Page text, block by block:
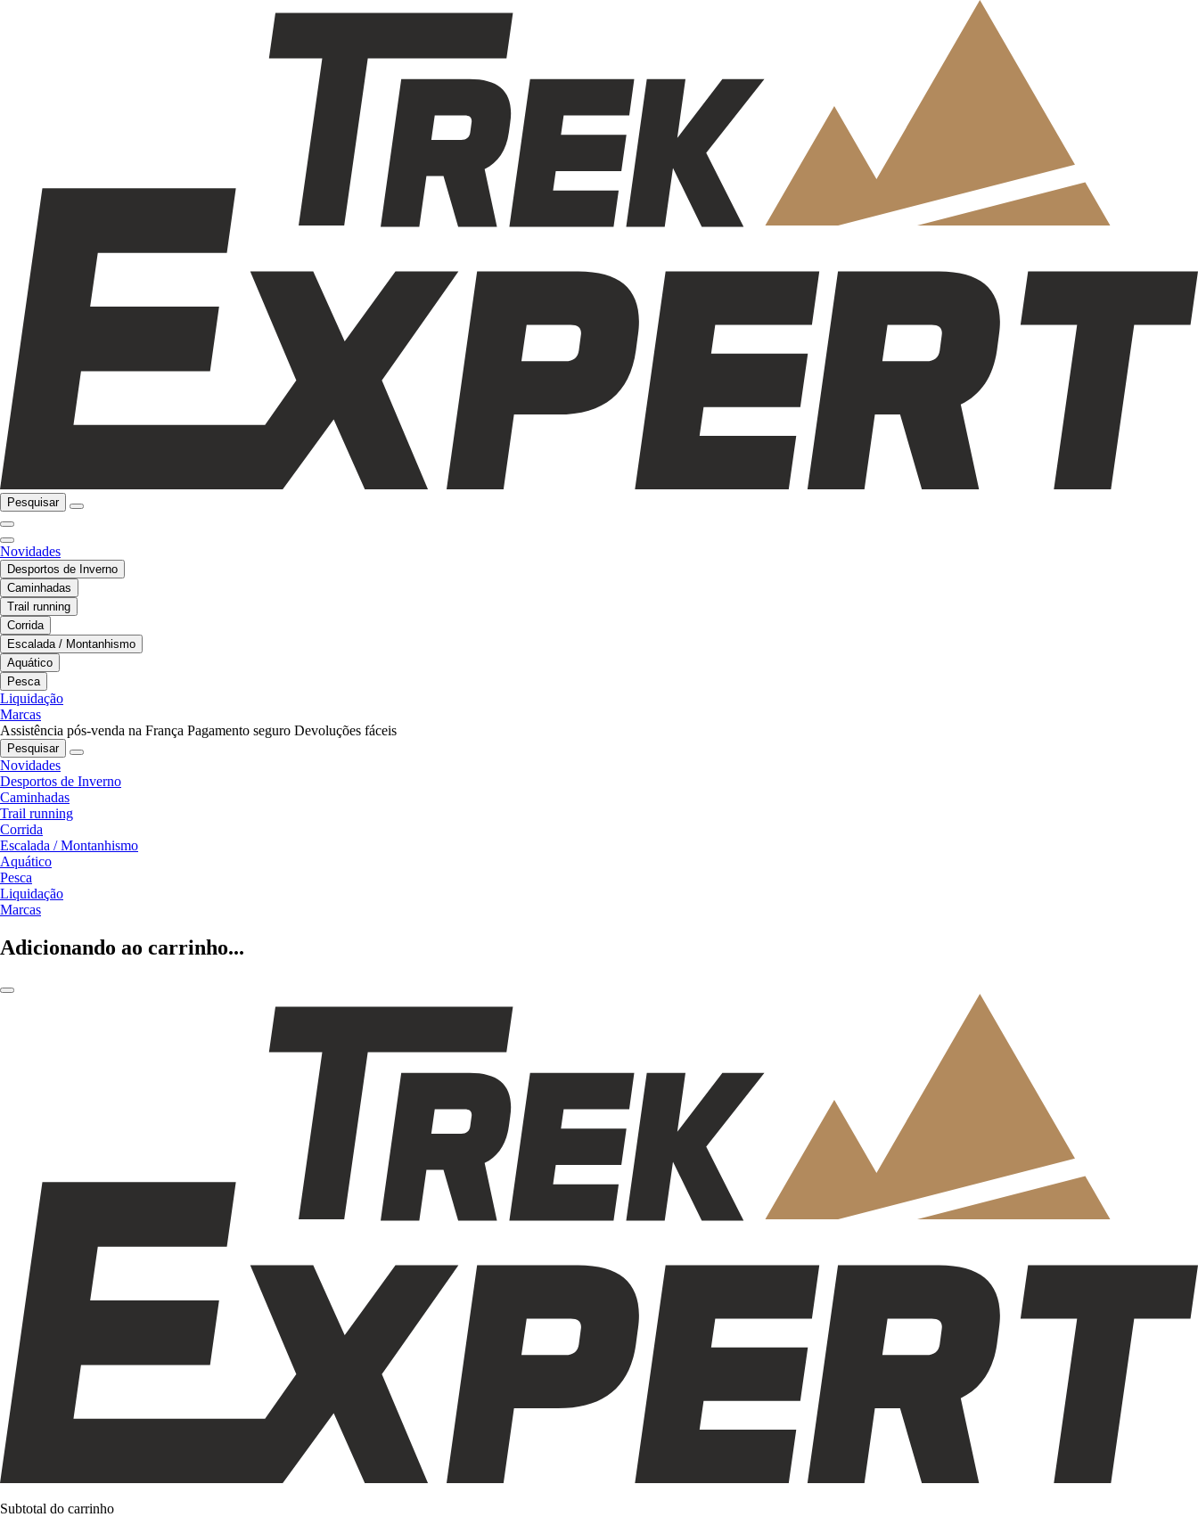
Pesquisar
Novidades
Desportos de Inverno
Caminhadas
Trail running
Corrida
Escalada / Montanhismo
Aquático
Pesca
Liquidação
Marcas
Assistência pós-venda na França Pagamento seguro Devoluções fáceis
Pesquisar
Novidades
Desportos de Inverno
Caminhadas
Trail running
Corrida
Escalada / Montanhismo
Aquático
Pesca
Liquidação
Marcas
Adicionando ao carrinho...
Subtotal do carrinho